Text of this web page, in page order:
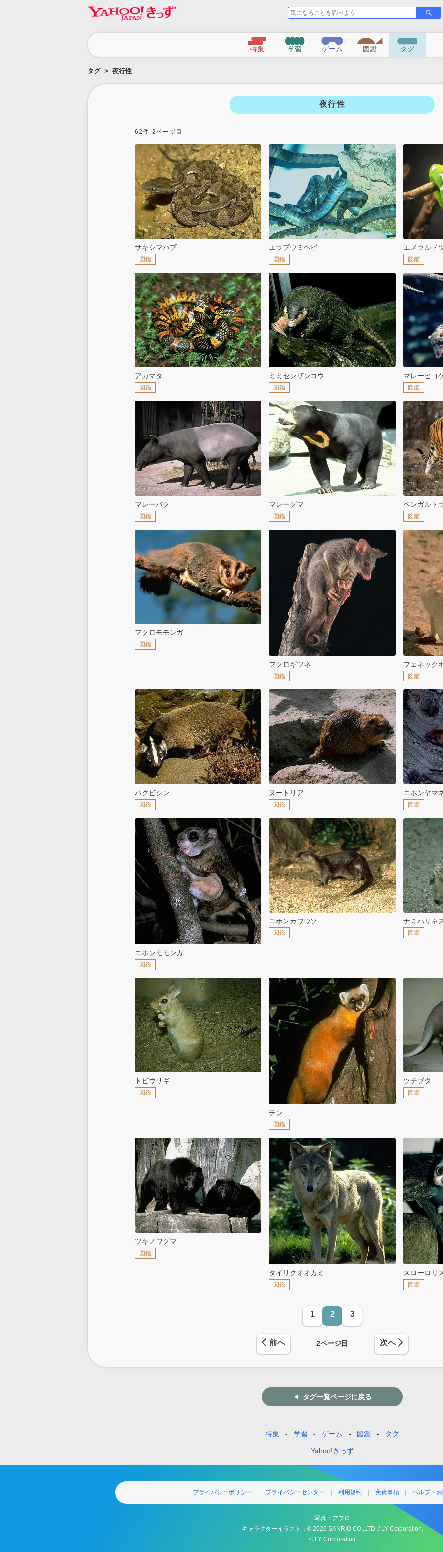
気
に
な
る
こ
調
べ
う
が
す
特集 学習 ゲーム 図鑑 タグ
タグ 夜行性
夜行性
62件 2ページ目
サキシマハブ
図鑑
エラブウミヘビ
図鑑
エメラルド
図鑑
アカマタ
図鑑
ミミセンザンコウ
図鑑
マレーヒヨ
図鑑
マレーバク
図鑑
マレーグマ
図鑑
ベンガルト
図鑑
フクロモモンガ
図鑑
フクロギツネ
図鑑
フェネック
図鑑
ハクビシン
図鑑
ヌートリア
図鑑
ニホンヤマ
図鑑
ニホンモモンガ
図鑑
ニホンカワウソ
図鑑
ナミハリネ
図鑑
トビウサギ
図鑑
テン
図鑑
ツチブタ
図鑑
ツキノワグマ
図鑑
タイリクオオカミ
図鑑
スローロリ
図鑑
1 2 3
前へ 2ページ目 次へ
タグ一覧ページに戻る
タ
特集 学習 ゲーム 図鑑 タグ
Yahoo!きっず
プライバシーポリシー プライバシーセンター 利用規約 免責事項 ヘルプ・
写真：アフロ
キャラクターイラスト：© 2026 SANRIO CO.,LTD. / LY Corporation.
© LY Corporation